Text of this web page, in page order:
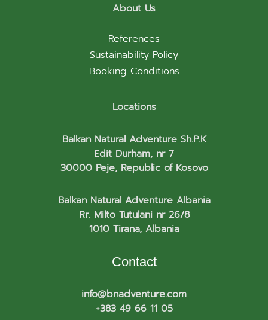
About Us
References
Sustainability Policy
Booking Conditions
Locations
Balkan Natural Adventure Sh.P.K
Edit Durham, nr 7
30000 Peje, Republic of Kosovo
Balkan Natural Adventure Albania
Rr. Milto Tutulani nr 26/8
1010 Tirana, Albania
Contact
info@bnadventure.com
+383 49 66 11 05